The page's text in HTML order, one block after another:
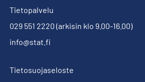
Tietopalvelu
029 551 2220 (arkisin klo 9.00-16.00)
info@stat.fi
Tietosuojaseloste